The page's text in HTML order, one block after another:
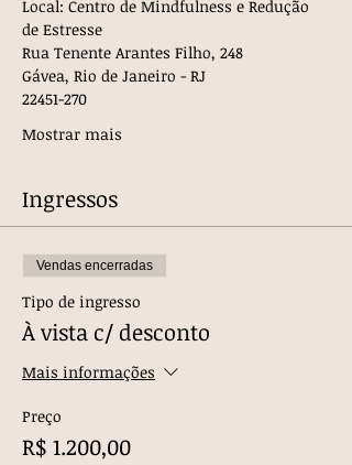
Local: Centro de Mindfulness e Redução
de Estresse
Rua Tenente Arantes Filho, 248
Gávea, Rio de Janeiro - RJ
22451-270
Mostrar mais
Ingressos
Vendas encerradas
Tipo de ingresso
À vista c/ desconto
Mais informações
Preço
R$ 1.200,00